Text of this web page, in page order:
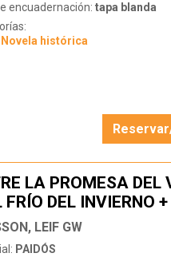
encuadernación: tapa blanda
Novela histórica
LA PROMESA DEL
FRÍO DEL INVIERNO
OTRA VIDA + EL
COMO EN UN
LEIF GW
PAIDÓS